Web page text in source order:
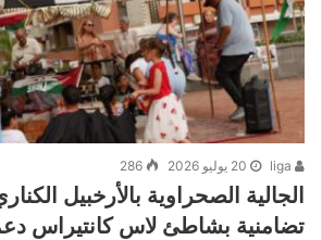
20 يوليو 2026 286
الجالية الصحراوية بالأرخبيل
تضامنية بشاطئ لاس كانتيراس